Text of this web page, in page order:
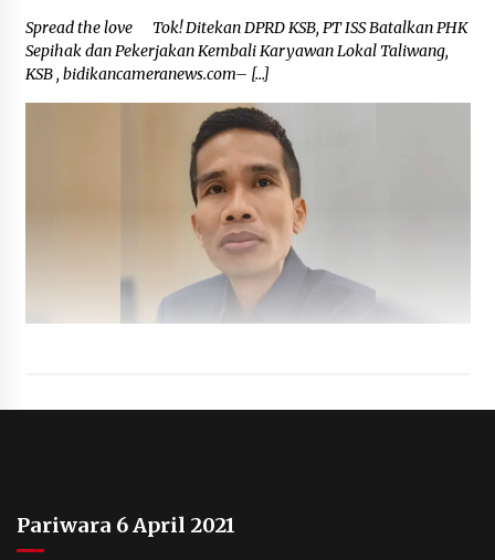
Spread the love Tok! Ditekan DPRD KSB, PT ISS Batalkan PHK
Sepihak dan Pekerjakan Kembali Karyawan Lokal Taliwang,
KSB , bidikancameranews.com– […]
Pariwara 6 April 2021